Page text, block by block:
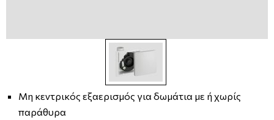
Μη κεντρικός εξαερισμός για δωμάτια με ή χωρίς
παράθυρα